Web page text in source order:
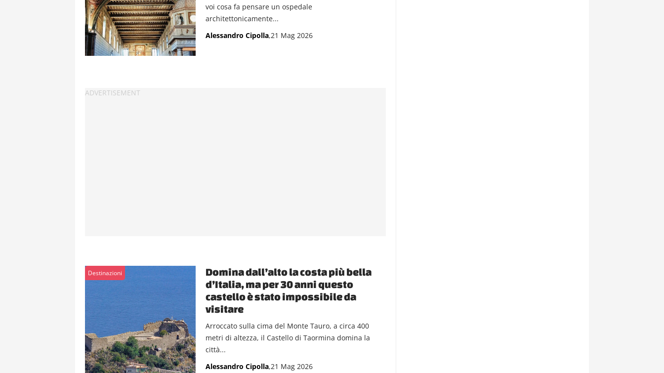
voi cosa fa pensare un ospedale
architettonicamente...
Alessandro Cipolla,21 Mag 2026
Destinazioni
Domina dall’alto la costa più bella
d’Italia, ma per 30 anni questo
castello è stato impossibile da
visitare
Arroccato sulla cima del Monte Tauro, a circa 400
metri di altezza, il Castello di Taormina domina la
città...
Alessandro Cipolla,21 Mag 2026